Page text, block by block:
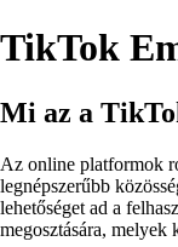
TikTok
Mi az a
Az online platformok
legnépszerűbb
lehetőséget ad a
megosztására, melyek